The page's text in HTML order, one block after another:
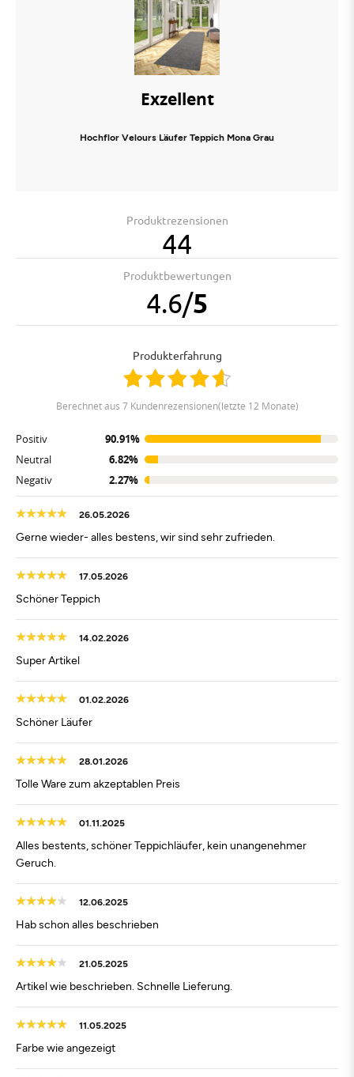
Exzellent
Hochflor Velours Läufer Teppich Mona Grau
Produktrezensionen
44
Produktbewertungen
4.6/5
Produkterfahrung
berechnet aus 7 Kundenrezensionen(letzte 12 Monate)
Positiv
90.91%
Neutral
6.82%
Negativ
2.27%
26.05.2026
Gerne wieder- alles bestens, wir sind sehr zufrieden.
17.05.2026
Schöner Teppich
14.02.2026
Super Artikel
01.02.2026
Schöner Läufer
28.01.2026
Tolle Ware zum akzeptablen Preis
01.11.2025
Alles bestents, schöner Teppichläufer, kein unangenehmer
Geruch.
12.06.2025
Hab schon alles beschrieben
21.05.2025
Artikel wie beschrieben. Schnelle Lieferung.
11.05.2025
Farbe wie angezeigt